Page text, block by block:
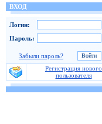
ВХОД
Логин:
Пароль:
Забыли пароль?
Регистрация нового
пользователя